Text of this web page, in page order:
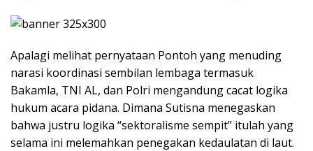
Apalagi melihat pernyataan Pontoh yang menuding
narasi koordinasi sembilan lembaga termasuk
Bakamla, TNI AL, dan Polri mengandung cacat logika
hukum acara pidana. Dimana Sutisna menegaskan
bahwa justru logika “sektoralisme sempit” itulah yang
selama ini melemahkan penegakan kedaulatan di laut.